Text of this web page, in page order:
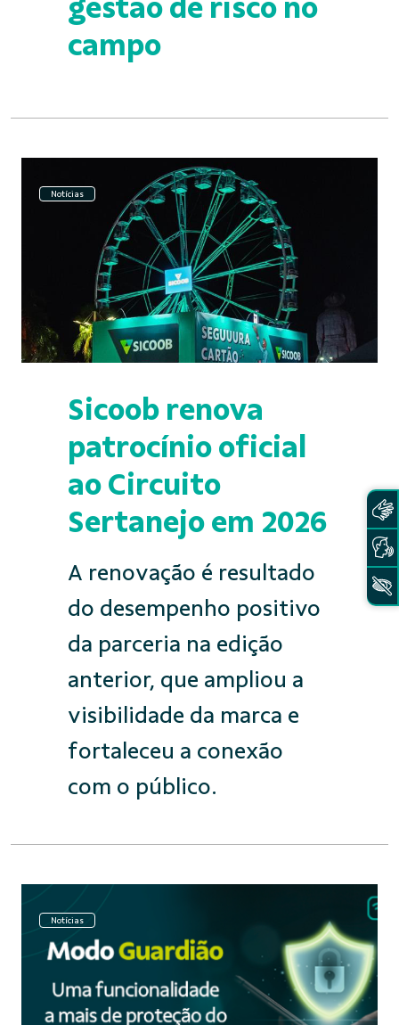
gestão de risco no
campo
Notícias
Sicoob renova
patrocínio oficial
ao Circuito
Sertanejo em 2026
A renovação é resultado
do desempenho positivo
da parceria na edição
anterior, que ampliou a
visibilidade da marca e
fortaleceu a conexão
com o público.
Notícias